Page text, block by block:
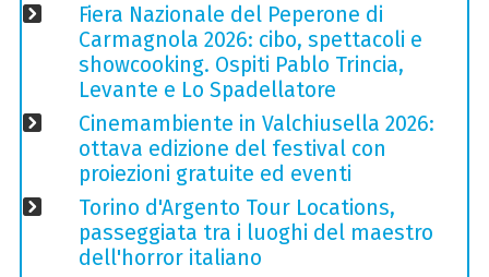
Fiera Nazionale del Peperone di
Carmagnola 2026: cibo, spettacoli e
showcooking. Ospiti Pablo Trincia,
Levante e Lo Spadellatore
Cinemambiente in Valchiusella 2026:
ottava edizione del festival con
proiezioni gratuite ed eventi
Torino d'Argento Tour Locations,
passeggiata tra i luoghi del maestro
dell'horror italiano